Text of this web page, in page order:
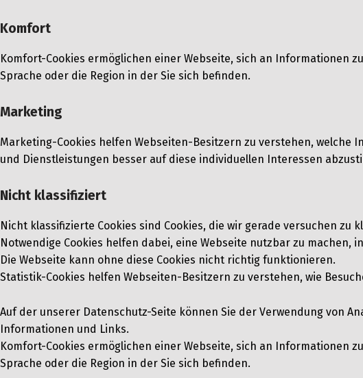
Komfort
Komfort-Cookies ermöglichen einer Webseite, sich an Informationen
Sprache oder die Region in der Sie sich befinden.
Marketing
Marketing-Cookies helfen Webseiten-Besitzern zu verstehen, welche
und Dienstleistungen besser auf diese individuellen Interessen
Nicht klassifiziert
Nicht klassifizierte Cookies sind Cookies, die wir gerade versuchen
Notwendige Cookies helfen dabei, eine Webseite nutzbar zu
Die Webseite kann ohne diese Cookies nicht richtig funktionieren.
Statistik-Cookies helfen Webseiten-Besitzern zu verstehen, wie
Auf der unserer Datenschutz-Seite können Sie der Verwendung von
Informationen und Links.
Komfort-Cookies ermöglichen einer Webseite, sich an Informationen
Sprache oder die Region in der Sie sich befinden.